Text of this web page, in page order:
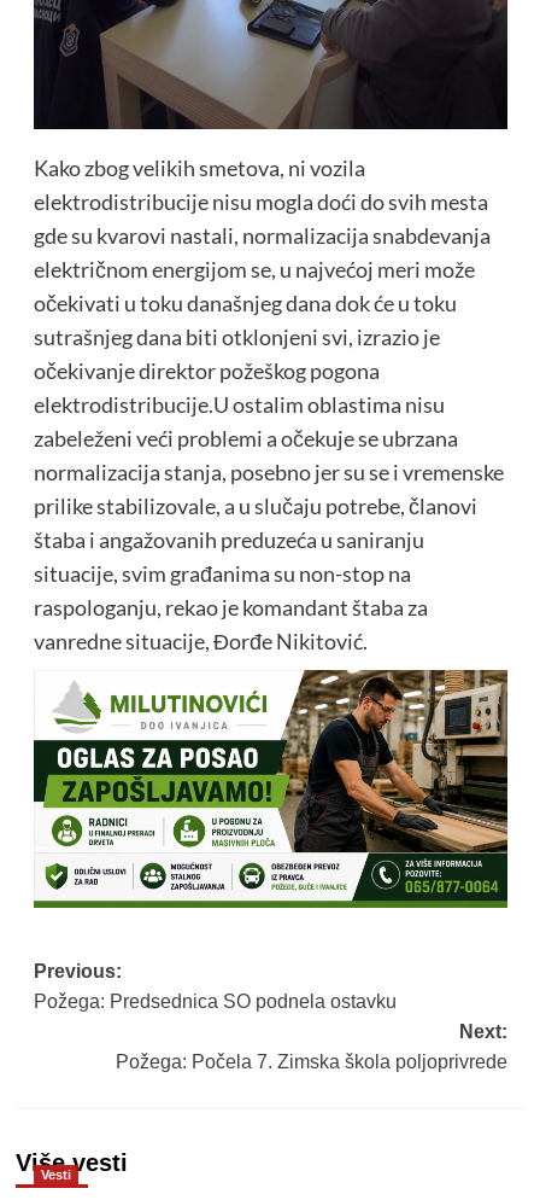
Kako zbog velikih smetova, ni vozila
elektrodistribucije nisu mogla doći do svih mesta
gde su kvarovi nastali, normalizacija snabdevanja
električnom energijom se, u najvećoj meri može
očekivati u toku današnjeg dana dok će u toku
sutrašnjeg dana biti otklonjeni svi, izrazio je
očekivanje direktor požeškog pogona
elektrodistribucije.U ostalim oblastima nisu
zabeleženi veći problemi a očekuje se ubrzana
normalizacija stanja, posebno jer su se i vremenske
prilike stabilizovale, a u slučaju potrebe, članovi
štaba i angažovanih preduzeća u saniranju
situacije, svim građanima su non-stop na
raspologanju, rekao je komandant štaba za
vanredne situacije, Đorđe Nikitović.
Post
navigation
Previous:
Požega: Predsednica SO podnela ostavku
Next:
Požega: Počela 7. Zimska škola poljoprivrede
Više vesti
Vesti